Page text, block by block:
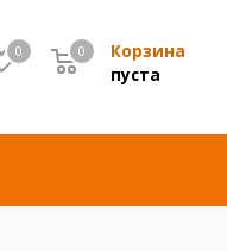
0 Корзина
0
пуста
0